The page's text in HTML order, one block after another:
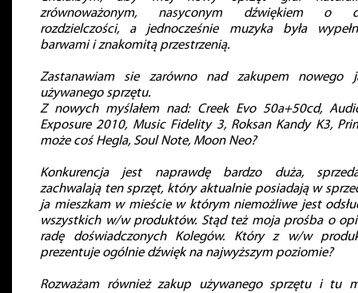
zrównoważonym, nasyconym dźwiękiem o
rozdzielczości, a jednocześnie muzyka była
barwami i znakomitą przestrzenią.
Zastanawiam sie zarówno nad zakupem nowego
używanego sprzętu.
Z nowych myślałem nad: Creek Evo 50a+50cd,
Exposure 2010, Music Fidelity 3, Roksan Kandy K3,
może coś Hegla, Soul Note, Moon Neo?
Konkurencja jest naprawdę bardzo duża,
zachwalają ten sprzęt, który aktualnie posiadają w
ja mieszkam w mieście w którym niemożliwe jest
wszystkich w/w produktów. Stąd też moja prośba o
radę doświadczonych Kolegów. Który z w/w
prezentuje ogólnie dźwięk na najwyższym poziomie?
Rozważam również zakup używanego sprzętu i tu